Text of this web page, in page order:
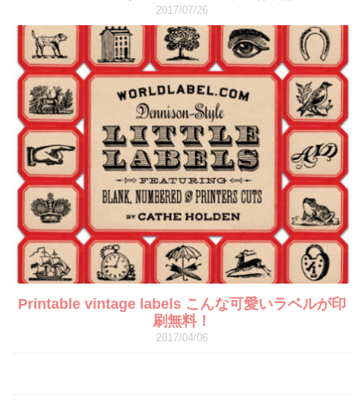
2017/07/26
Printable vintage labels こんな可愛いラベルが印
刷無料！
2017/04/06